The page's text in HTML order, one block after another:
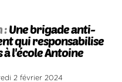
:Une brigade anti-
qui responsabilise
à l'école Antoine
2 février 2024